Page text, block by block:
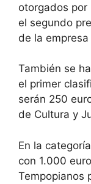
otorgados por
el segundo
de la
También se
el primer
serán 250
de Cultura y
En la
con 1.000
Tempopianos